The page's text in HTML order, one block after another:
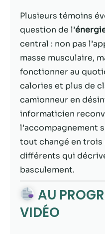
Plusieurs témoins
question de l’
central : non pas
masse musculaire,
fonctionner au
calories et plus de
camionneur en
informaticien
l’accompagnement
tout changé en trois
différents qui
basculement.
AU
VIDÉO